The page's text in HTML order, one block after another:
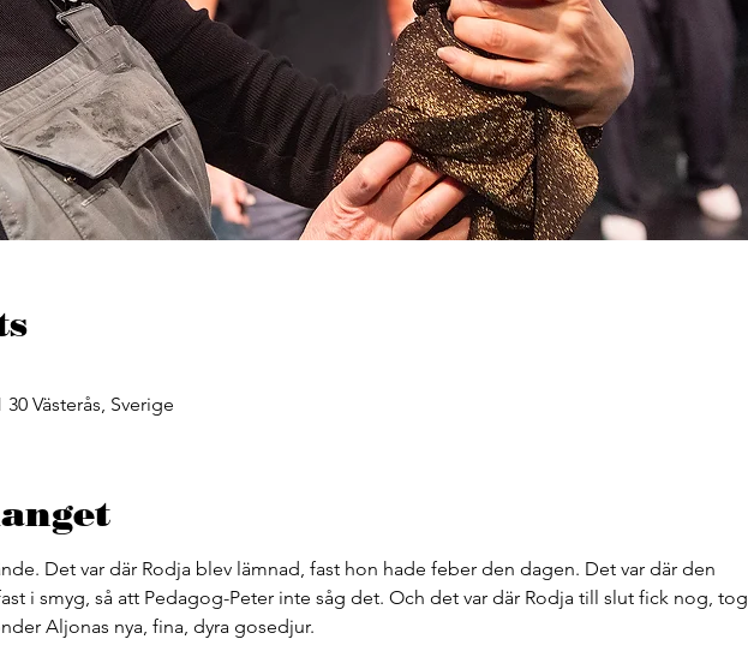
Västerås, Sverige
Det var där Rodja blev lämnad, fast hon hade feber den dagen. Det var där den
i smyg, så att Pedagog-Peter inte såg det. Och det var där Rodja till slut fick nog, tog
Aljonas nya, fina, dyra gosedjur.